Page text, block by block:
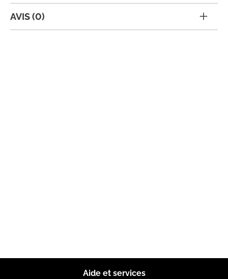
AVIS (0)
Aide et services